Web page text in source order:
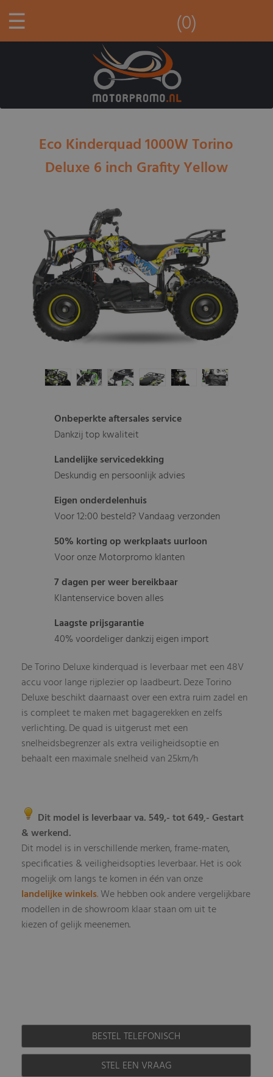
☰ (0)
Eco Kinderquad 1000W Torino
Deluxe 6 inch Grafity Yellow
Onbeperkte aftersales service
Dankzij top kwaliteit
Landelijke servicedekking
Deskundig en persoonlijk advies
Eigen onderdelenhuis
Voor 12:00 besteld? Vandaag verzonden
50% korting op werkplaats uurloon
Voor onze Motorpromo klanten
7 dagen per weer bereikbaar
Klantenservice boven alles
Laagste prijsgarantie
40% voordeliger dankzij eigen import
De Torino Deluxe kinderquad is leverbaar met een 48V
accu voor lange rijplezier op laadbeurt. Deze Torino
Deluxe beschikt daarnaast over een extra ruim zadel en
is compleet te maken met bagagerekken en zelfs
verlichting. De quad is uitgerust met een
snelheidsbegrenzer als extra veiligheidsoptie en
behaalt een maximale snelheid van 25km/h
Dit model is leverbaar va. 549,- tot 649,- Gestart
& werkend.
Dit model is in verschillende merken, frame-maten,
specificaties & veiligheidsopties leverbaar. Het is ook
mogelijk om langs te komen in één van onze
landelijke winkels.We hebben ook andere vergelijkbare
modellen in de showroom klaar staan om uit te
kiezen of gelijk meenemen.
BESTEL TELEFONISCH
STEL EEN VRAAG